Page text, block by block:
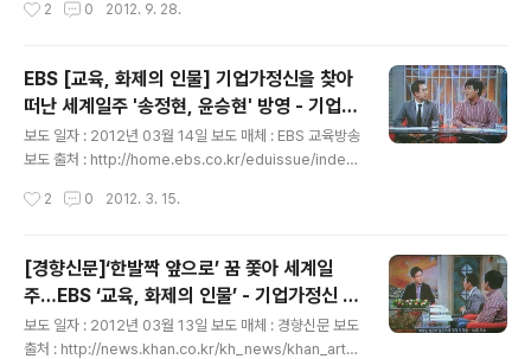
일주 보도자료 Published on CnM Cable TV김민호의
수님과 함께) 방송 스크립트는 잘 썼는데, 교수님이 스크립
트대로 진행을 안하셔서.. 곤혹스러웠지만.. 생방송보다는
훨씬 덜 부담스러웠던 기억이 난다. 방송이 끝나고나서 명
함을 받고 나서야 한남대학교 교수님인걸 알고 깜짝 놀라
기도 했고 반갑기도 했던 기억도 나네. 김민호의 사람이야
나 그들의 도전과 성공, 꿈에 대한 이..
2 0 2012. 9. 28.
EBS [교육, 화제의 인물] 기업가정신을 찾아
떠난 세계일주 '송정현, 윤승현' 방영 - 기업가
정신 세계일주
보도 일자 : 2012년 03월 14일 보도 매체 : EBS 교육방송
보도 출처 : http://home.ebs.co.kr/eduissue/index.
Edu Issue EBS [교육, 화제의 인물] 기업가정신을 찾아
촬) 청년 실업자가 날이 갈수록 늘고 있는 오늘날. 대학 입
학과 동시에 취업준비를 할 정도로 바쁜 나날을 보내고 있
는 대한민국의 청년들 가운데 오히려 다니던 직장을 그만
두고 기업가 정신을 배우기 위해 1년 가까이 세계 일주를
하고 돌아온 청년들이 있다고 해서 화제다. 그 주인공은 기
2 0 2012. 3. 15.
[경향신문]‘한발짝 앞으로’ 꿈 쫓아 세계일
주…EBS ‘교육, 화제의 인물’ - 기업가정신 세
계일주
보도 일자 : 2012년 03월 13일 보도 매체 : 경향신문 보도
출처 : http://news.khan.co.kr/kh_news/khan_art_v